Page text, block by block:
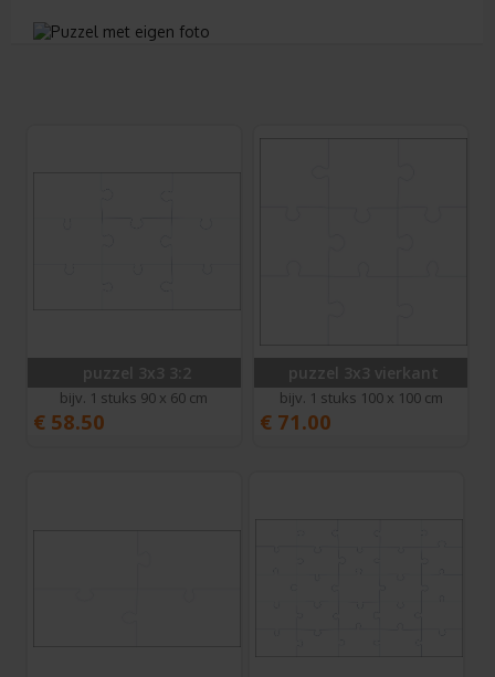
puzzel 3x3 3:2
bijv. 1 stuks 90 x 60 cm
€ 58.50
puzzel 3x3 vierkant
bijv. 1 stuks 100 x 100 cm
€ 71.00